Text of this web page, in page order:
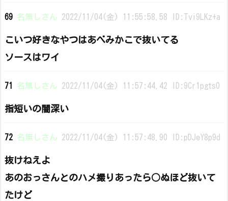
69 名無しさん 2022/11/04(金) 11:55:58.58 ID:Tvi9LKz+a
こいつ好きなやつはあべみかこで抜いてる
ソースはワイ
71 名無しさん 2022/11/04(金) 11:57:44.42 ID:9Cr1pgts0
指短いの闇深い
72 名無しさん 2022/11/04(金) 11:57:48.90 ID:pDJeY8p9d
抜けねえよ
あのおっさんとのハメ撮りあったら○ぬほど抜いて
たけど